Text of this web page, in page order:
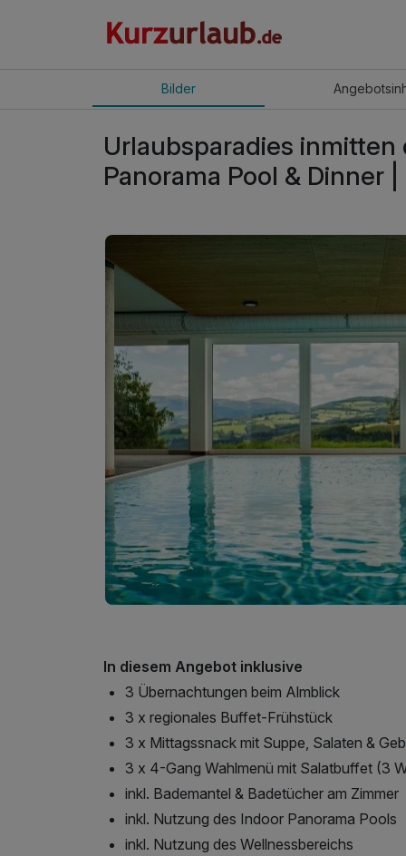
Bilder Angebot
Urlaubsparadies
Panorama Pool & Dinner
In diesem Angebot inklusive
3 Übernachtungen beim Almblick
3 x regionales Buffet-Frühstück
3 x Mittagssnack mit Suppe, Salaten &
3 x 4-Gang Wahlmenü mit Salatbuffet (3
inkl. Bademantel & Badetücher am Zimmer
inkl. Nutzung des Indoor Panorama Pools
inkl. Nutzung des Wellnessbereichs